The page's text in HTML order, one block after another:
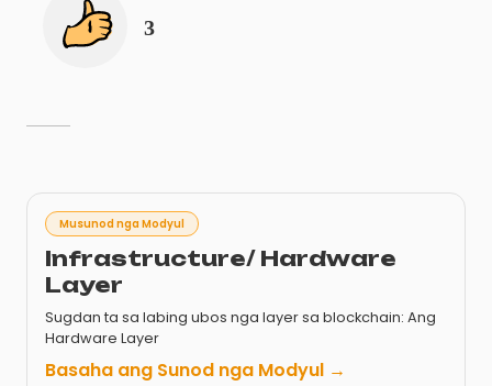
3
Musunod nga Modyul
Infrastructure/ Hardware
Layer
Sugdan ta sa labing ubos nga layer sa blockchain: Ang
Hardware Layer
Basaha ang Sunod nga Modyul →